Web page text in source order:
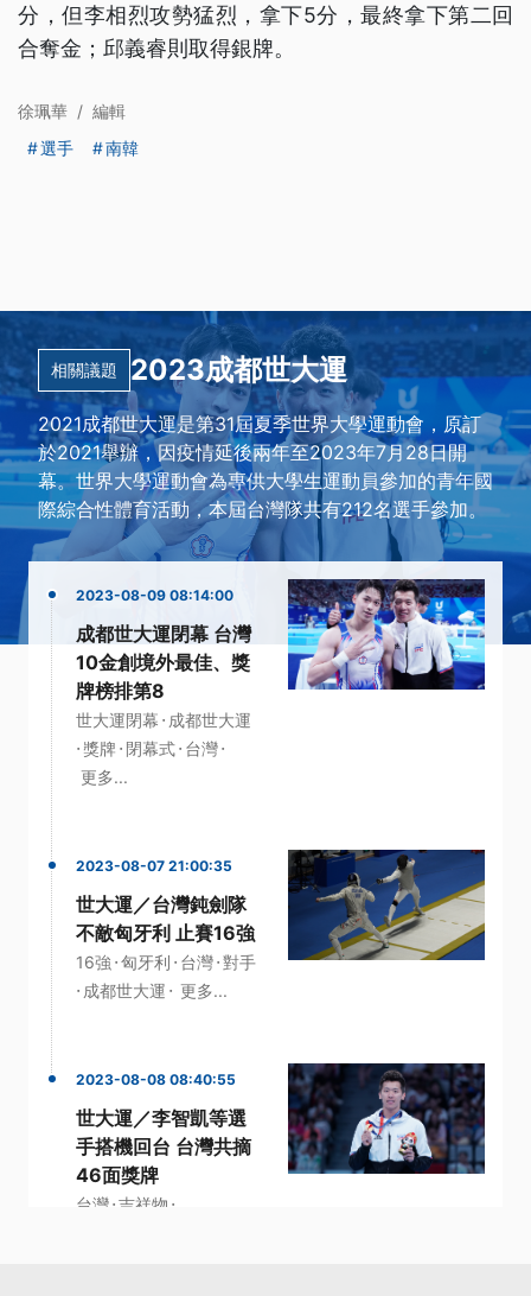
分，但李相烈攻勢猛烈，拿下5分，最終拿下第二回
合奪金；邱義睿則取得銀牌。
徐珮華 / 編輯
選手
南韓
相關議題 2023成都世大運
2021成都世大運是第31屆夏季世界大學運動會，原訂
於2021舉辦，因疫情延後兩年至2023年7月28日開
幕。世界大學運動會為專供大學生運動員參加的青年國
際綜合性體育活動，本屆台灣隊共有212名選手參加。
2023-08-09 08:14:00
成都世大運閉幕 台灣
10金創境外最佳、獎
牌榜排第8
世大運閉幕 · 成都世大運
· 獎牌 · 閉幕式· 台灣·
更多...
2023-08-07 21:00:35
世大運／台灣鈍劍隊
不敵匈牙利 止賽16強
16強 ·匈牙利 · 台灣·對手
· 成都世大運 · 更多...
2023-08-08 08:40:55
世大運／李智凱等選
手搭機回台 台灣共摘
46面獎牌
台灣·吉祥物 ·